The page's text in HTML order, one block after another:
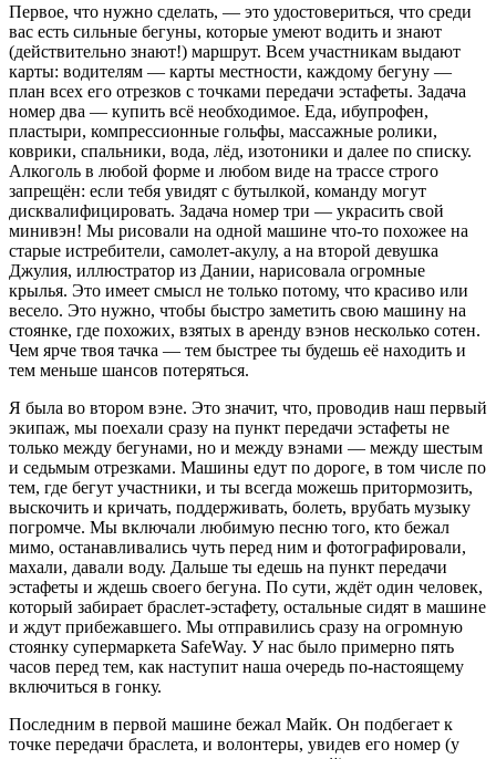
Первое, что нужно сделать, — это удостовериться, что среди
вас есть сильные бегуны, которые умеют водить и знают
(действительно знают!) маршрут. Всем участникам выдают
карты: водителям — карты местности, каждому бегуну —
план всех его отрезков с точками передачи эстафеты. Задача
номер два — купить всё необходимое. Еда, ибупрофен,
пластыри, компрессионные гольфы, массажные ролики,
коврики, спальники, вода, лёд, изотоники и далее по списку.
Алкоголь в любой форме и любом виде на трассе строго
запрещён: если тебя увидят с бутылкой, команду могут
дисквалифицировать. Задача номер три — украсить свой
минивэн! Мы рисовали на одной машине что-то похожее на
старые истребители, самолет-акулу, а на второй девушка
Джулия, иллюстратор из Дании, нарисовала огромные
крылья. Это имеет смысл не только потому, что красиво или
весело. Это нужно, чтобы быстро заметить свою машину на
стоянке, где похожих, взятых в аренду вэнов несколько сотен.
Чем ярче твоя тачка — тем быстрее ты будешь её находить и
тем меньше шансов потеряться.
Я была во втором вэне. Это значит, что, проводив наш первый
экипаж, мы поехали сразу на пункт передачи эстафеты не
только между бегунами, но и между вэнами — между шестым
и седьмым отрезками. Машины едут по дороге, в том числе по
тем, где бегут участники, и ты всегда можешь притормозить,
выскочить и кричать, поддерживать, болеть, врубать музыку
погромче. Мы включали любимую песню того, кто бежал
мимо, останавливались чуть перед ним и фотографировали,
махали, давали воду. Дальше ты едешь на пункт передачи
эстафеты и ждешь своего бегуна. По сути, ждёт один человек,
который забирает браслет-эстафету, остальные сидят в машине
и ждут прибежавшего. Мы отправились сразу на огромную
стоянку супермаркета SafeWay. У нас было примерно пять
часов перед тем, как наступит наша очередь по-настоящему
включиться в гонку.
Последним в первой машине бежал Майк. Он подбегает к
точке передачи браслета, и волонтеры, увидев его номер (у